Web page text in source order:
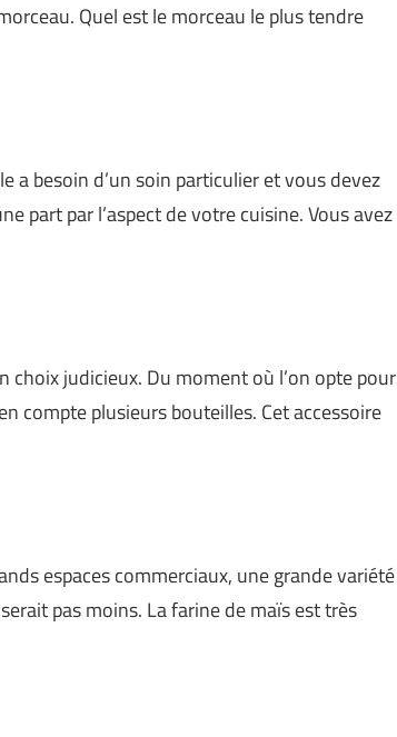
Quel est le morceau le plus tendre
a besoin d’un soin particulier et vous devez
part par l’aspect de votre cuisine. Vous avez
choix judicieux. Du moment où l’on opte pour
compte plusieurs bouteilles. Cet accessoire
espaces commerciaux, une grande variété
pas moins. La farine de maïs est très